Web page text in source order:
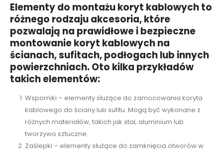
Elementy do montażu koryt kablowych to
różnego rodzaju akcesoria, które
pozwalają na prawidłowe i bezpieczne
montowanie koryt kablowych na
ścianach, sufitach, podłogach lub innych
powierzchniach. Oto kilka przykładów
takich elementów:
Wsporniki – elementy służące do zamocowania koryta
kablowego do ściany lub sufitu. Mogą być wykonane z
różnych materiałów, takich jak stal, aluminium lub
tworzywo sztuczne.
Zaślepki – elementy służące do zamknięcia otworów w